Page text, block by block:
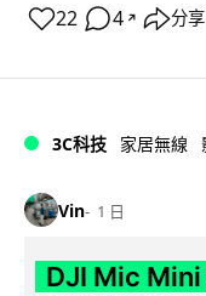
22 4 ↗ 分享
3C科技 家居無線
Vin 1 日
DJI Mic Mini